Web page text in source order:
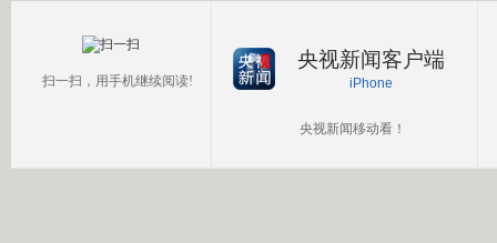
扫一扫，用手机继续阅读!
央视新闻客户端
iPhone
央视新闻移动看！